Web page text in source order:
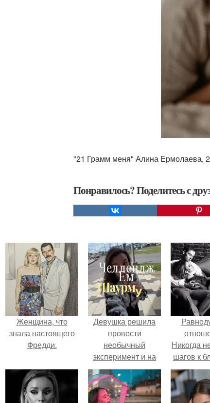
"21 Грамм меня" Алина Ермолаева,
Понравилось? Поделитесь с
Женщина, что
знала настоящего
Фредди.
Девушка решила
провести
необычный
эксперимент и на
протяжении 30
дней питалась
одной шаурмой.
Никогда
шагов к